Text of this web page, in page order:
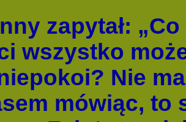
zapytał:
wszystko
Nie
mówiąc, to